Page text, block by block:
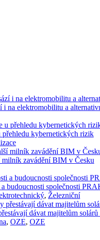
i na elektromobilitu a
přehledu kybernetických rizik
zavádění BIM v Česku
budoucnosti společnosti
, Železniční
dávat majitelům solárů
, OZE, OZE